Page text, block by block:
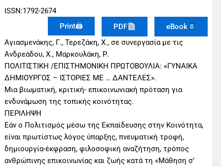
ISSN:1792-2674
Print🖨
PDF
eBook
Αγιασμενάκης, Γ., Τερεζάκη, Χ., σε συνεργασία με τις
Ανδρεάδου, Χ., Μαρκουλάκη, Ρ.
ΠΟΛΙΤΙΣΤΙΚΗ /ΕΠΙΣΤΗΜΟΝΙΚΗ ΠΡΩΤΟΒΟΥΛΙΑ: «ΓΥΝΑΙΚΑ
ΔΗΜΙΟΥΡΓΟΣ – ΙΣΤΟΡΙΕΣ ΜΕ … ΔΑΝΤΕΛΕΣ».
Μια βιωματική, κριτική- επικοινωνιακή πρόταση για
ενδυνάμωση της τοπικής κοινότητας.
ΠΕΡΙΛΗΨΗ
Εάν ο Πολιτισμός μέσω της Εκπαίδευσης στην Κοινότητα,
είναι πρωτίστως λόγος ύπαρξης, πνευματική τροφή,
δημιουργία-έκφραση, φιλοσοφική αναζήτηση, τρόπος
ανθρώπινης επικοινωνίας και ζωής κατά τη «Μάθηση σ’